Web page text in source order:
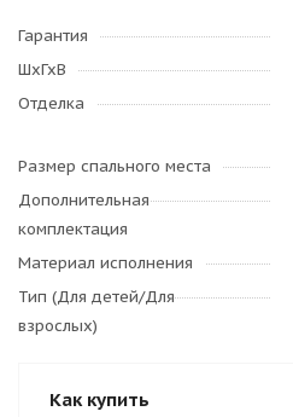
Гарантия
ШхГхВ
Отделка
Размер спального места
Дополнительная
комплектация
Материал исполнения
Тип (Для детей/Для
взрослых)
Как купить